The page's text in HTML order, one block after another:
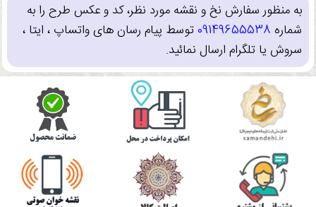
به منظور سفارش نخ و نقشه مورد نظر، کد و عکس طرح را به
شماره 09149655538توسط پیام رسان های واتساپ ، ایتا ،
سروش یا تلگرام ارسال نمائید.